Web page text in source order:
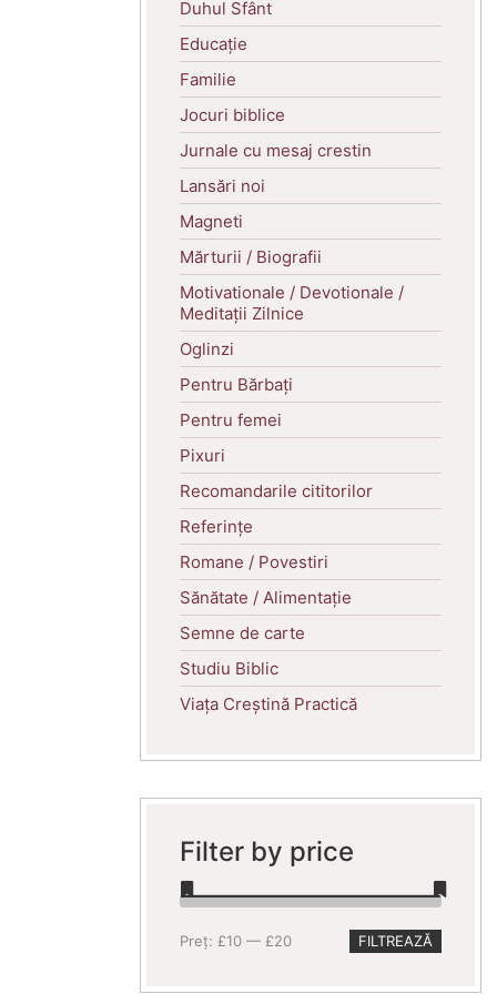
Duhul Sfânt
Educație
Familie
Jocuri biblice
Jurnale cu mesaj crestin
Lansări noi
Magneti
Mărturii / Biografii
Motivationale / Devotionale /
Meditații Zilnice
Oglinzi
Pentru Bărbați
Pentru femei
Pixuri
Recomandarile cititorilor
Referințe
Romane / Povestiri
Sănătate / Alimentație
Semne de carte
Studiu Biblic
Viața Creștină Practică
Filter by price
Preț
Preț
FILTREAZĂ
Preț: £10 — £20